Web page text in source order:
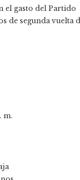
el gasto del Partido
de segunda vuelta
m.